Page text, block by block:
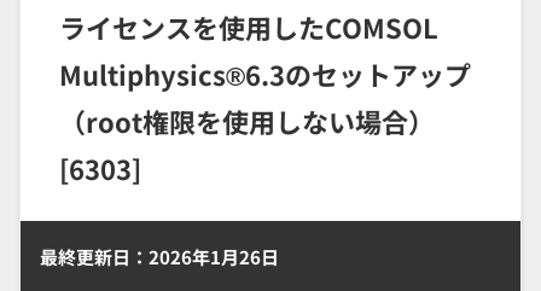
ライセンスを使用したCOMSOL
Multiphysics®6.3のセットアップ
（root権限を使用しない場合）
[6303]
最終更新日：2026年1月26日